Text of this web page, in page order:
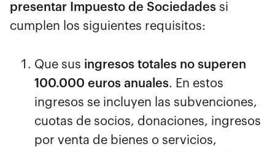
presentar Impuesto de Sociedades si
cumplen los siguientes requisitos:
Que sus ingresos totales no superen
100.000 euros anuales. En estos
ingresos se incluyen las subvenciones,
cuotas de socios, donaciones, ingresos
por venta de bienes o servicios,